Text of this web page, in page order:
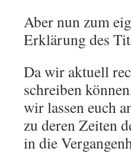
Aber nun zum
Erklärung des
Da wir aktuell
schreiben
wir lassen euch
zu deren Zeiten
in die